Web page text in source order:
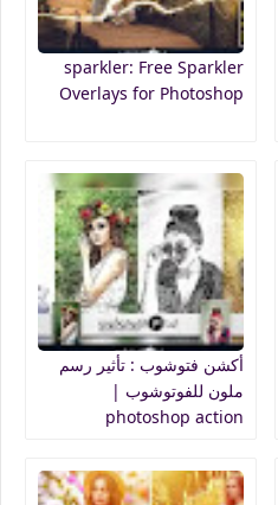
sparkler: Free Sparkler
Overlays for Photoshop
أكشن فتوشوب : تأثير رسم
ملون للفوتوشوب |
photoshop action